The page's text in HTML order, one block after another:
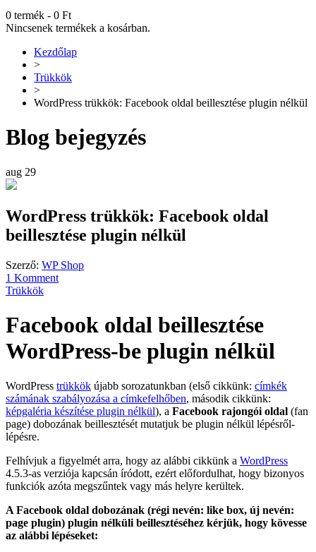
0 termék - 0 Ft
Nincsenek termékek a kosárban.
Kezdőlap
>
Trükkök
>
WordPress trükkök: Facebook oldal beillesztése plugin nélkül
Blog bejegyzés
aug 29
WordPress trükkök: Facebook oldal
beillesztése plugin nélkül
Szerző: WP Shop
1 Komment
Trükkök
Facebook oldal beillesztése
WordPress-be plugin nélkül
WordPress trükkök újabb sorozatunkban (első cikkünk: címkék
számának szabályozása a címkefelhőben, második cikkünk:
képgaléria készítése plugin nélkül), a Facebook rajongói oldal (fan
page) dobozának beillesztését mutatjuk be plugin nélkül lépésről-
lépésre.
Felhívjuk a figyelmét arra, hogy az alábbi cikkünk a WordPress
4.5.3-as verziója kapcsán íródott, ezért előfordulhat, hogy bizonyos
funkciók azóta megszűntek vagy más helyre kerültek.
A Facebook oldal dobozának (régi nevén: like box, új nevén:
page plugin) plugin nélküli beillesztéséhez kérjük, hogy kövesse
az alábbi lépéseket: